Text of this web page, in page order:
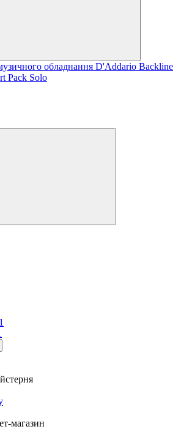
обладнання D'Addario Backline
Pack Solo
1
магазин